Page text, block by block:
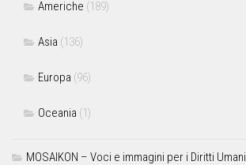
Americhe (189)
Asia (136)
Europa (96)
Oceania (1)
MOSAIKON – Voci e immagini per i Diritti Umani